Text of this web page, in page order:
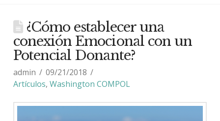
¿Cómo establecer una
conexión Emocional con un
Potencial Donante?
admin
09/21/2018
Artículos, Washington COMPOL